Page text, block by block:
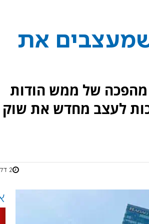
שמעצבים את
מהפכה של ממש הודות
לעצב מחדש את שוק
2 דקות